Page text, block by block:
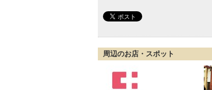
周辺のお店・スポット